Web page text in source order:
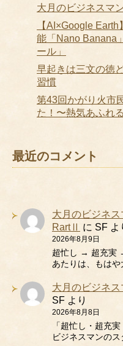
大月のビジネスマ
【AI×Google
能「Nano Banana
ール」
早起きは三文の徳
習慣
第43回かがり火市
た！〜熱気あふれ
最近のコメント
大月のビジネ
RartⅡ に SF よ
2026年8月9日
超忙し → 超充実
あたりは、もはや
大月のビジネ
SF より
2026年8月8日
「超忙し・超充
ビジネスマンの